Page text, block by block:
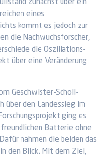
zunächst über ein
eines
kommt es jedoch zur
die Nachwuchsforscher,
die Oszillations-
über eine Veränderung
Geschwister-Scholl-
über den Landessieg im
ging es
Batterie ohne
nahmen die beiden das
den Blick. Mit dem Ziel,